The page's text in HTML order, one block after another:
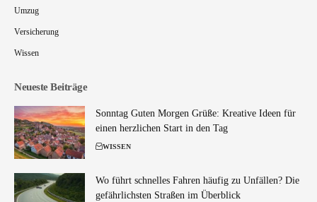
Umzug
Versicherung
Wissen
Neueste Beiträge
Sonntag Guten Morgen Grüße: Kreative Ideen für
einen herzlichen Start in den Tag
WISSEN
Wo führt schnelles Fahren häufig zu Unfällen? Die
gefährlichsten Straßen im Überblick